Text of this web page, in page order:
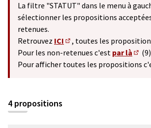
La filtre "STATUT" dans le menu à
sélectionner les propositions
retenues.
Retrouvez ICI
(S'ouvre dans un nouvel
, toutes les
Pour les non-retenues c'est par là
(9)
Pour afficher toutes les propositions
4 propositions